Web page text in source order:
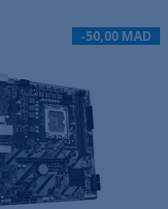
-50,00 MAD